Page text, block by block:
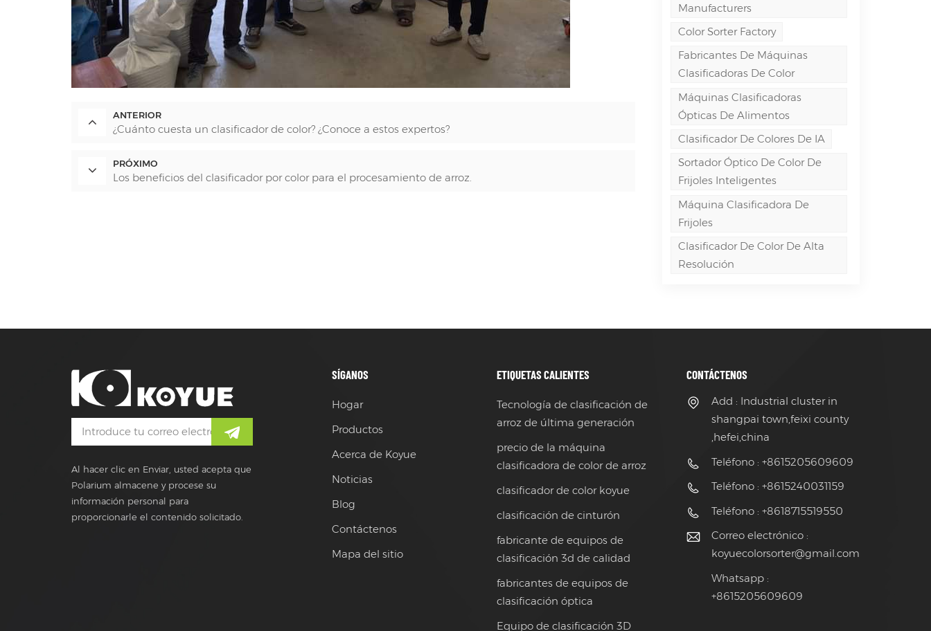
Manufacturers
Color Sorter Factory
Fabricantes De Máquinas
Clasificadoras De Color
Máquinas Clasificadoras
Ópticas De Alimentos
Clasificador De Colores De IA
Sortador Óptico De Color De
Frijoles Inteligentes
Máquina Clasificadora De
Frijoles
Clasificador De Color De Alta
Resolución
ANTERIOR
¿Cuánto cuesta un clasificador de color? ¿Conoce a estos expertos?
PRÓXIMO
Los beneficios del clasificador por color para el procesamiento de arroz.
Al hacer clic en Enviar, usted acepta que
Polarium almacene y procese su
información personal para
proporcionarle el contenido solicitado.
SÍGANOS
Hogar
Productos
Acerca de Koyue
Noticias
Blog
Contáctenos
Mapa del sitio
ETIQUETAS CALIENTES
Tecnología de clasificación de
arroz de última generación
precio de la máquina
clasificadora de color de arroz
clasificador de color koyue
clasificación de cinturón
fabricante de equipos de
clasificación 3d de calidad
fabricantes de equipos de
clasificación óptica
Equipo de clasificación 3D
CONTÁCTENOS
Add : Industrial cluster in
shangpai town,feixi county
,hefei,china
Teléfono : +8615205609609
Teléfono : +8615240031159
Teléfono : +8618715519550
Correo electrónico :
koyuecolorsorter@gmail.com
Whatsapp :
+8615205609609